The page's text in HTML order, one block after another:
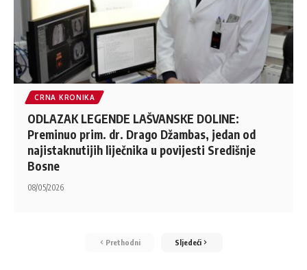
CRNA KRONIKA
ODLAZAK LEGENDE LAŠVANSKE DOLINE:
Preminuo prim. dr. Drago Džambas, jedan od
najistaknutijih liječnika u povijesti Središnje
Bosne
08/05/2026
Prethodni Sljedeći